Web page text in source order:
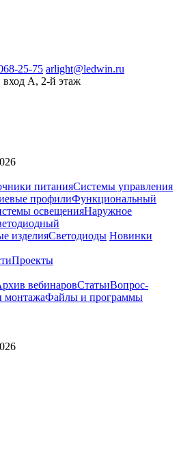
25-75 arlight@ledwin.ru
вход А, 2-й этаж
питанияСистемы управления
профилиФункциональный
освещенияНаружное
изделияСветодиоды Новинки
Проекты
вебинаровСтатьиВопрос-
монтажаФайлы и программы